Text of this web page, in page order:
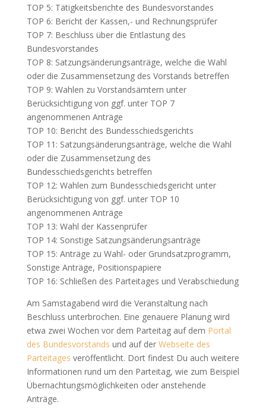
TOP 5: Tätigkeitsberichte des Bundesvorstandes
TOP 6: Bericht der Kassen,- und Rechnungsprüfer
TOP 7: Beschluss über die Entlastung des
Bundesvorstandes
TOP 8: Satzungsänderungsanträge, welche die Wahl
oder die Zusammensetzung des Vorstands betreffen
TOP 9: Wahlen zu Vorstandsämtern unter
Berücksichtigung von ggf. unter TOP 7
angenommenen Anträge
TOP 10: Bericht des Bundesschiedsgerichts
TOP 11: Satzungsänderungsanträge, welche die Wahl
oder die Zusammensetzung des
Bundesschiedsgerichts betreffen
TOP 12: Wahlen zum Bundesschiedsgericht unter
Berücksichtigung von ggf. unter TOP 10
angenommenen Anträge
TOP 13: Wahl der Kassenprüfer
TOP 14: Sonstige Satzungsänderungsanträge
TOP 15: Anträge zu Wahl- oder Grundsatzprogramm,
Sonstige Anträge, Positionspapiere
TOP 16: Schließen des Parteitages und Verabschiedung
Am Samstagabend wird die Veranstaltung nach
Beschluss unterbrochen. Eine genauere Planung wird
etwa zwei Wochen vor dem Parteitag auf dem Portal
des Bundesvorstands und auf der Webseite des
Parteitages veröffentlicht. Dort findest Du auch weitere
Informationen rund um den Parteitag, wie zum Beispiel
Übernachtungsmöglichkeiten oder anstehende
Anträge.